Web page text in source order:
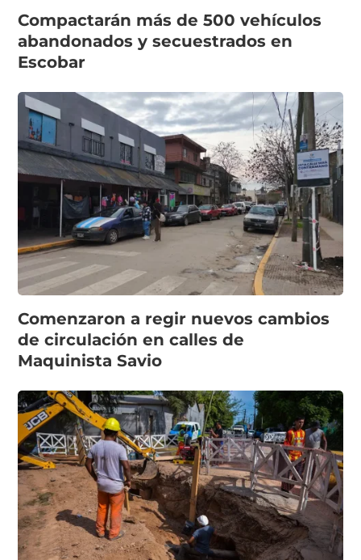
Compactarán más de 500 vehículos
abandonados y secuestrados en
Escobar
Comenzaron a regir nuevos cambios
de circulación en calles de
Maquinista Savio